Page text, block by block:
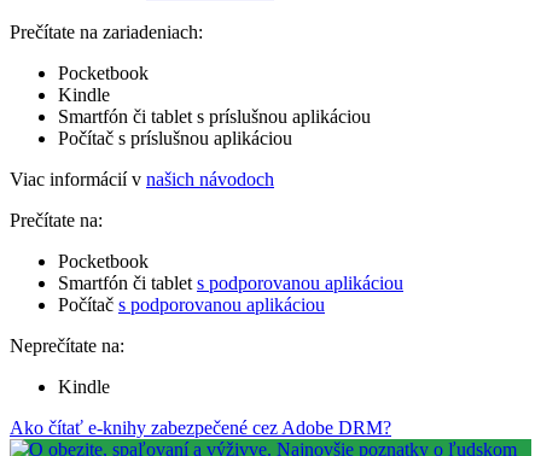
Prečítate na zariadeniach:
Pocketbook
Kindle
Smartfón či tablet s príslušnou aplikáciou
Počítač s príslušnou aplikáciou
Viac informácií v našich návodoch
Prečítate na:
Pocketbook
Smartfón či tablet s podporovanou aplikáciou
Počítač s podporovanou aplikáciou
Neprečítate na:
Kindle
Ako čítať e-knihy zabezpečené cez Adobe DRM?